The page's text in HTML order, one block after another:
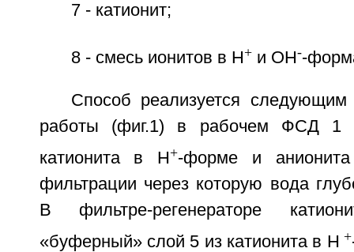
7 - катионит;
8 - смесь ионитов в H +и OH --
Способ реализуется
работы (фиг.1) в рабочем ФСД 1
катионита в H+-форме и
фильтрации через которую вода
В фильтре-регенераторе
«буферный» слой 5 из катионита в H +